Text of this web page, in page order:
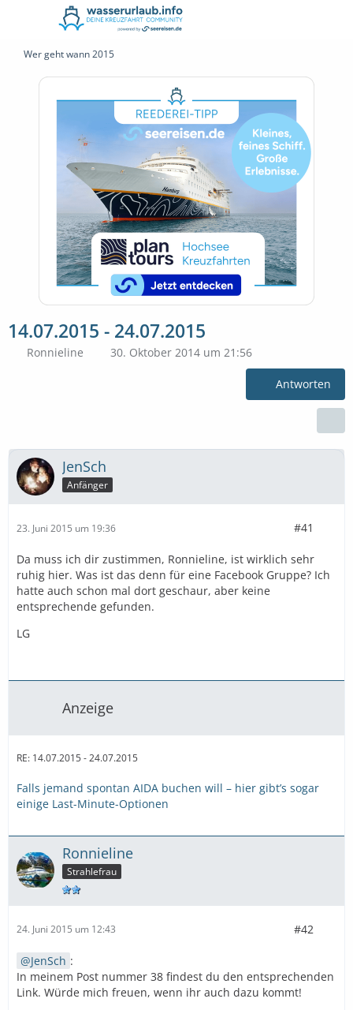
Wer geht wann 2015
14.07.2015 - 24.07.2015
Ronnieline 30. Oktober 2014 um 21:56
Antworten
JenSch
Anfänger
23. Juni 2015 um 19:36 #41
Da muss ich dir zustimmen, Ronnieline, ist wirklich sehr
ruhig hier. Was ist das denn für eine Facebook Gruppe? Ich
hatte auch schon mal dort geschaur, aber keine
entsprechende gefunden.
LG
Anzeige
RE: 14.07.2015 - 24.07.2015
Falls jemand spontan AIDA buchen will – hier gibt’s sogar
einige Last-Minute-Optionen
Ronnieline
Strahlefrau
24. Juni 2015 um 12:43 #42
JenSch :
In meinem Post nummer 38 findest du den entsprechenden
Link. Würde mich freuen, wenn ihr auch dazu kommt!